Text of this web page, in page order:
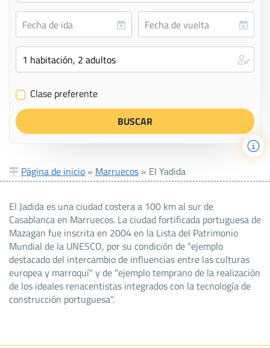
✔ Clase preferente
Página de inicio » Marruecos » El Yadida
El Jadida es una ciudad costera a 100 km al sur de
Casablanca en Marruecos. La ciudad fortificada portuguesa de
Mazagan fue inscrita en 2004 en la Lista del Patrimonio
Mundial de la UNESCO, por su condición de "ejemplo
destacado del intercambio de influencias entre las culturas
europea y marroquí" y de "ejemplo temprano de la realización
de los ideales renacentistas integrados con la tecnología de
construcción portuguesa".